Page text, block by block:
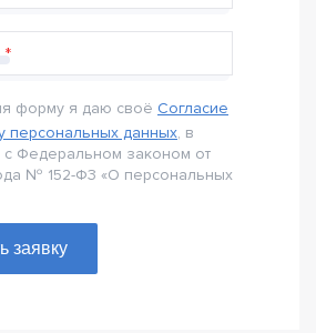
форму я даю своё Согласие
персональных данных, в
с Федеральном законом от
№ 152-Ф3 «О персональных
заявку